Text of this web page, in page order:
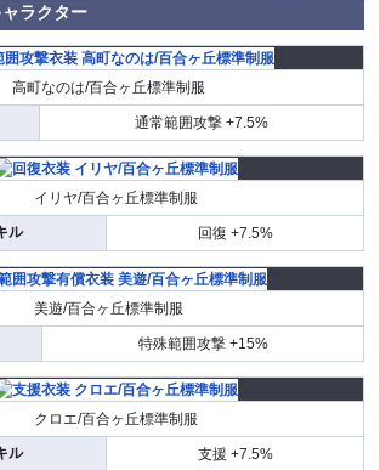
ラクター
高町なのは/百合ヶ丘標準制服
通常範囲攻撃 +7.5%
イリヤ/百合ヶ丘標準制服
ル
回復 +7.5%
美遊/百合ヶ丘標準制服
特殊範囲攻撃 +15%
クロエ/百合ヶ丘標準制服
ル
支援 +7.5%